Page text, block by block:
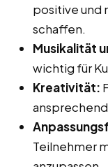
positive und
schaffen.
Musikalität
wichtig für
Kreativität:
Teilnehmer